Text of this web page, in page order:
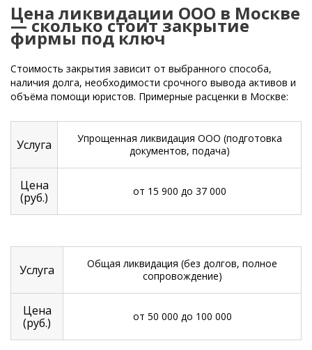
Цена ликвидации ООО в Москве
— сколько стоит закрытие
фирмы под ключ
Стоимость закрытия зависит от выбранного способа,
наличия долга, необходимости срочного вывода активов и
объёма помощи юристов. Примерные расценки в Москве:
Услуга
Упрощенная ликвидация ООО (подготовка
документов, подача)
Цена
(руб.)
от 15 900 до 37 000
Услуга
Общая ликвидация (без долгов, полное
сопровождение)
Цена
(руб.)
от 50 000 до 100 000